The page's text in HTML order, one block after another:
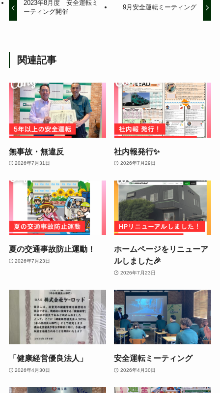
2023年8月度 安全運転ミ
ーティング開催
9月安全運転ミーティング
関連記事
無事故・無違反
2026年7月31日
社内報発行✨
2026年7月29日
夏の交通事故防止運動！
2026年7月23日
ホームページをリニューア
ルしました🎉
2026年7月23日
「健康経営優良法人」
2026年4月30日
安全運転ミーティング
2026年4月30日